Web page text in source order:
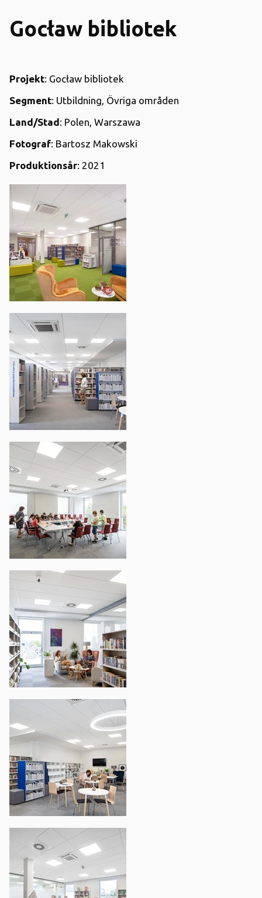
Gocław bibliotek
Projekt: Gocław bibliotek
Segment: Utbildning, Övriga områden
Land/Stad: Polen, Warszawa
Fotograf: Bartosz Makowski
Produktionsår: 2021